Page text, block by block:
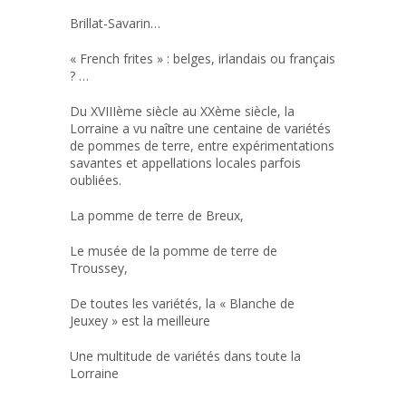
Brillat-Savarin…
« French frites » : belges, irlandais ou français
? …
Du XVIIIème siècle au XXème siècle, la
Lorraine a vu naître une centaine de variétés
de pommes de terre, entre expérimentations
savantes et appellations locales parfois
oubliées.
La pomme de terre de Breux,
Le musée de la pomme de terre de
Troussey,
De toutes les variétés, la « Blanche de
Jeuxey » est la meilleure
Une multitude de variétés dans toute la
Lorraine